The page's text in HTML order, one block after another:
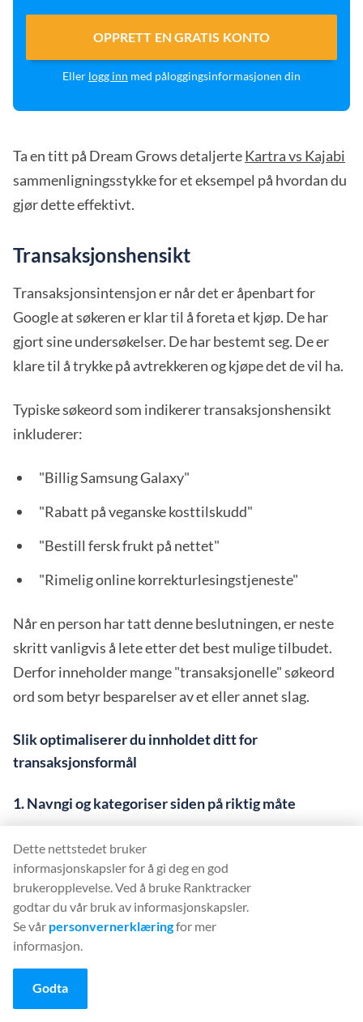
OPPRETT EN GRATIS KONTO
Eller logg inn med påloggingsinformasjonen din
Ta en titt på Dream Grows detaljerteKartra vs Kajabi
sammenligningsstykke for et eksempel på hvordan du
gjør dette effektivt.
Transaksjonshensikt
Transaksjonsintensjon er når det er åpenbart for
Google at søkeren er klar til å foreta et kjøp. De har
gjort sine undersøkelser. De har bestemt seg. De er
klare til å trykke på avtrekkeren og kjøpe det de vil ha.
Typiske søkeord som indikerer transaksjonshensikt
inkluderer:
"Billig Samsung Galaxy"
"Rabatt på veganske kosttilskudd"
"Bestill fersk frukt på nettet"
"Rimelig online korrekturlesingstjeneste"
Når en person har tatt denne beslutningen, er neste
skritt vanligvis å lete etter det best mulige tilbudet.
Derfor inneholder mange "transaksjonelle" søkeord
ord som betyr besparelser av et eller annet slag.
Slik optimaliserer du innholdet ditt for
transaksjonsformål
1. Navngi og kategoriser siden på riktig måte
HTML-tittelkoder og i META-beskrivelsene. Gjør det
samme for sidens hovedoverskrift.
2. Bruk vilkår gjennom hele siden som viser et
transaksjonsfokus
Begreper som "produktbeskrivelse", "galleri", "pris",
Dette nettstedet bruker
informasjonskapsler for å gi deg en god
brukeropplevelse. Ved å bruke Ranktracker
godtar du vår bruk av informasjonskapsler.
Se vår personvernerklæringfor mer
informasjon.
Godta